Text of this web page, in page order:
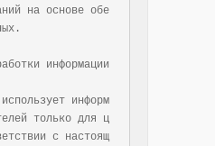
на основе обе
информации
информ
только для ц
с настоящ